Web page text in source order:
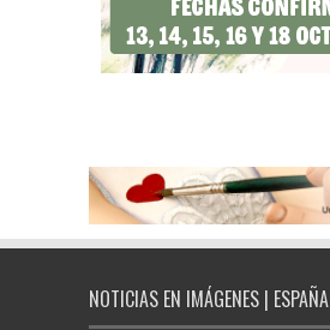
NOTICIAS EN IMÁGENES | ESPAÑA